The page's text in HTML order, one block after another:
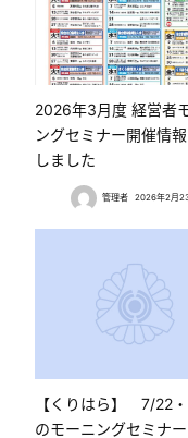
2026年3月度 経営者
ングセミナー開催情
しました
管理者 2026年2月
【くりはら】 7/22
のモーニングセミナ